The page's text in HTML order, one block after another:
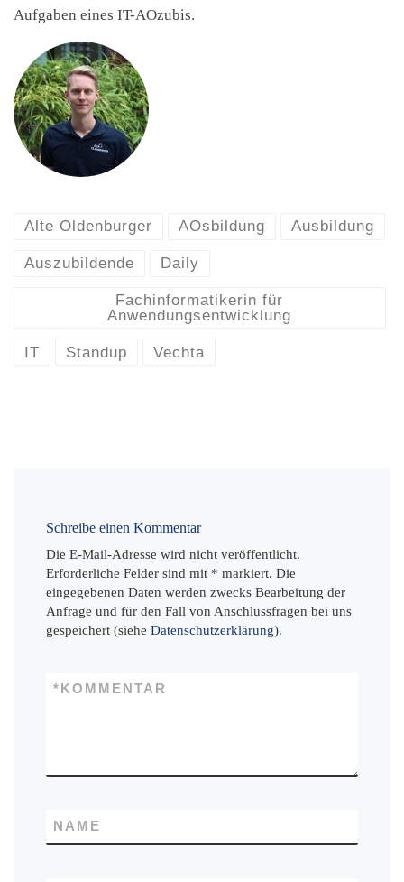
Aufgaben eines IT-AOzubis.
Alte Oldenburger AOsbildung Ausbildung
Auszubildende Daily
Fachinformatikerin für
Anwendungsentwicklung
IT Standup Vechta
Schreibe einen Kommentar
Die E-Mail-Adresse wird nicht veröffentlicht.
Erforderliche Felder sind mit * markiert. Die
eingegebenen Daten werden zwecks Bearbeitung der
Anfrage und für den Fall von Anschlussfragen bei uns
gespeichert (sieheDatenschutzerklärung).
KOMMENTAR
*
NAME